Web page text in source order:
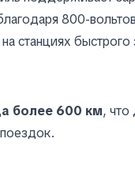
800-
станциях быстрого
более 600 км, что